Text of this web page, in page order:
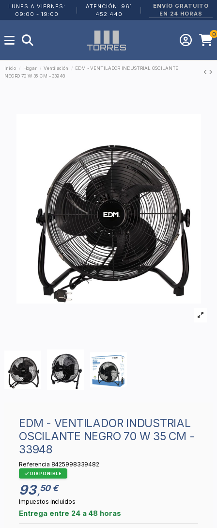
LUNES A VIERNES:
09:00 - 19:00
ATENCIÓN: 961
452 440
ENVÍO GRATUITO
EN 24 HORAS
0
Inicio Hogar Ventilación
EDM - VENTILADOR INDUSTRIAL OSCILANTE
NEGRO 70 W 35 CM - 33948
EDM - VENTILADOR INDUSTRIAL
OSCILANTE NEGRO 70 W 35 CM -
33948
Referencia 8425998339482
DISPONIBLE
93 ,50 €
Impuestos incluidos
Entrega entre 24 a 48 horas